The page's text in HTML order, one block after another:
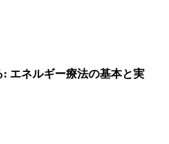
エネルギー療法の基本と実